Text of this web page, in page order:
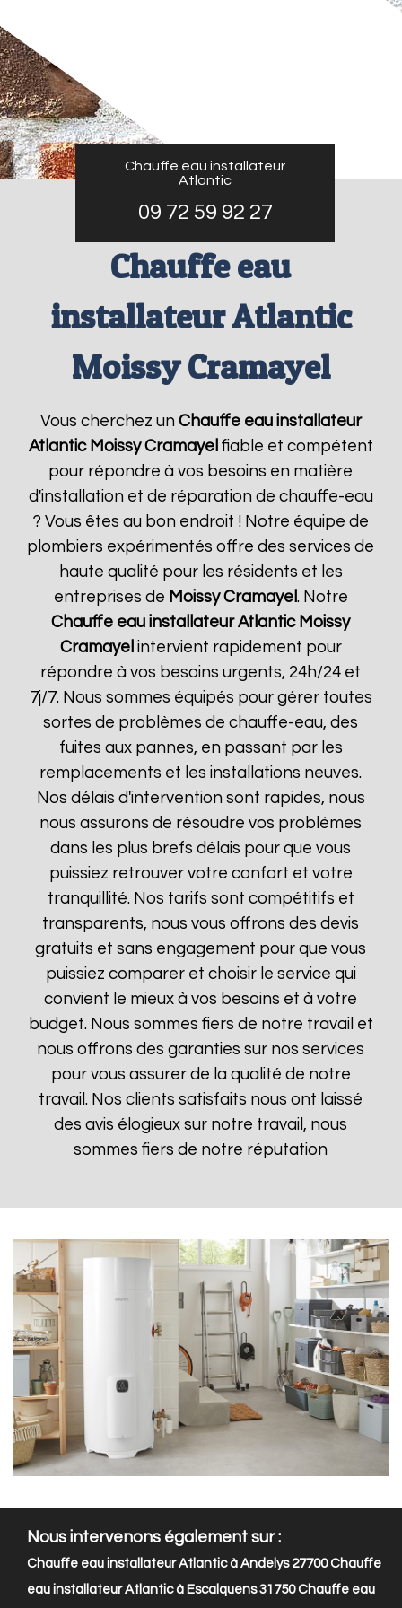
Chauffe eau installateur
Atlantic
09 72 59 92 27
Chauffe eau
installateur Atlantic
Moissy Cramayel
Vous cherchez un Chauffe eau installateur
Atlantic Moissy Cramayel fiable et compétent
pour répondre à vos besoins en matière
d'installation et de réparation de chauffe-eau
? Vous êtes au bon endroit ! Notre équipe de
plombiers expérimentés offre des services de
haute qualité pour les résidents et les
entreprises de Moissy Cramayel . Notre
Chauffe eau installateur Atlantic Moissy
Cramayel intervient rapidement pour
répondre à vos besoins urgents, 24h/24 et
7j/7. Nous sommes équipés pour gérer toutes
sortes de problèmes de chauffe-eau, des
fuites aux pannes, en passant par les
remplacements et les installations neuves.
Nos délais d'intervention sont rapides, nous
nous assurons de résoudre vos problèmes
dans les plus brefs délais pour que vous
puissiez retrouver votre confort et votre
tranquillité. Nos tarifs sont compétitifs et
transparents, nous vous offrons des devis
gratuits et sans engagement pour que vous
puissiez comparer et choisir le service qui
convient le mieux à vos besoins et à votre
budget. Nous sommes fiers de notre travail et
nous offrons des garanties sur nos services
pour vous assurer de la qualité de notre
travail. Nos clients satisfaits nous ont laissé
des avis élogieux sur notre travail, nous
sommes fiers de notre réputation
Nous intervenons également sur :
Chauffe eau installateur Atlantic à Andelys 27700Chauffe
eau installateur Atlantic à Escalquens 31750Chauffe eau